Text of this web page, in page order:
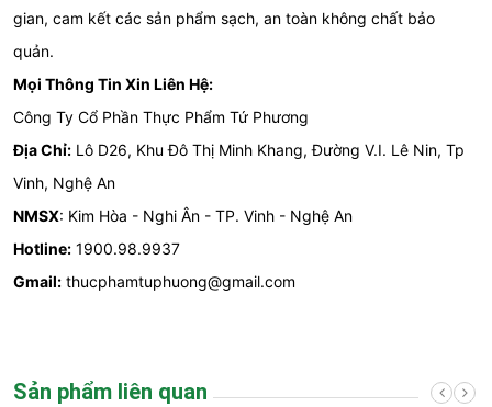
gian, cam kết các sản phẩm sạch, an toàn không chất bảo
quản.
Mọi Thông Tin Xin Liên Hệ:
Công Ty Cổ Phần Thực Phẩm Tứ Phương
Địa Chỉ: Lô D26, Khu Đô Thị Minh Khang, Đường V.I. Lê Nin, Tp
Vinh, Nghệ An
NMSX: Kim Hòa - Nghi Ân - TP. Vinh - Nghệ An
Hotline: 1900.98.9937
Gmail: thucphamtuphuong@gmail.com
Sản phẩm liên quan